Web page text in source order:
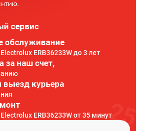
сервис
обслуживание
ERB36233W до 3 лет
за наш счет,
выезд курьера
ERB36233W от 35 минут